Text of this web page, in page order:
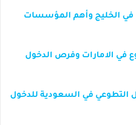
في الخليج وأهم المؤسسات
الامارات وفرص الدخول
التطوعي في السعودية للدخول